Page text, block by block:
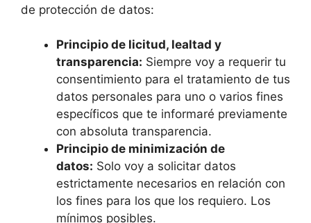
de protección de datos:
Principio de licitud, lealtad y
transparencia: Siempre voy a requerir tu
consentimiento para el tratamiento de tus
datos personales para uno o varios fines
específicos que te informaré previamente
con absoluta transparencia.
Principio de minimización de
datos: Solo voy a solicitar datos
estrictamente necesarios en relación con
los fines para los que los requiero. Los
mínimos posibles.